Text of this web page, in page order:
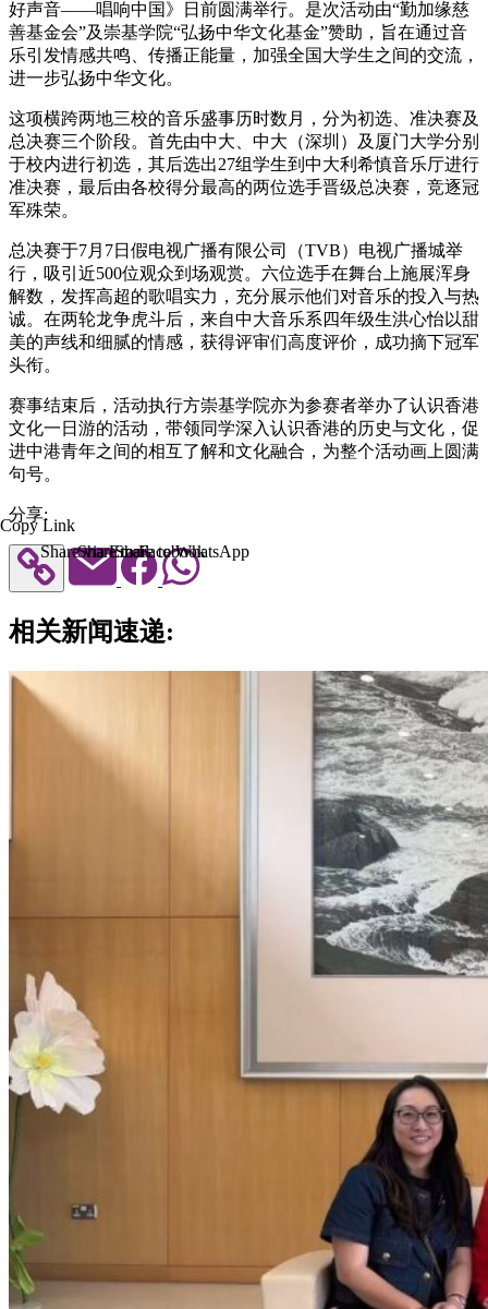
好声音——唱响中国》日前圆满举行。是次活动由“勤加缘慈
善基金会”及崇基学院“弘扬中华文化基金”赞助，旨在通过音
乐引发情感共鸣、传播正能量，加强全国大学生之间的交流，
进一步弘扬中华文化。
这项横跨两地三校的音乐盛事历时数月，分为初选、准决赛及
总决赛三个阶段。首先由中大、中大（深圳）及厦门大学分别
于校内进行初选，其后选出27组学生到中大利希慎音乐厅进行
准决赛，最后由各校得分最高的两位选手晋级总决赛，竞逐冠
军殊荣。
总决赛于7月7日假电视广播有限公司（TVB）电视广播城举
行，吸引近500位观众到场观赏。六位选手在舞台上施展浑身
解数，发挥高超的歌唱实力，充分展示他们对音乐的投入与热
诚。在两轮龙争虎斗后，来自中大音乐系四年级生洪心怡以甜
美的声线和细腻的情感，获得评审们高度评价，成功摘下冠军
头衔。
赛事结束后，活动执行方崇基学院亦为参赛者举办了认识香港
文化一日游的活动，带领同学深入认识香港的历史与文化，促
进中港青年之间的相互了解和文化融合，为整个活动画上圆满
句号。
分享:
Copy Link
Share via Email
Share to Facebook
Share to WhatsApp
相关新闻速递: